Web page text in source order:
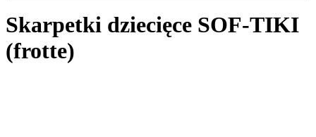
Skarpetki dziecięce SOF-TIKI
(frotte)